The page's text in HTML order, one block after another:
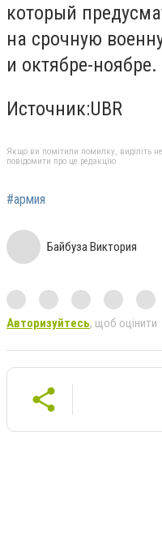
который
на срочную
и октябре-ноябре.
Источник:UBR
Якщо ви помітили помилку, виділіть
повідомити про це редакцію
#армия
Байбуза Виктория
Авторизуйтесь, щоб оцінити